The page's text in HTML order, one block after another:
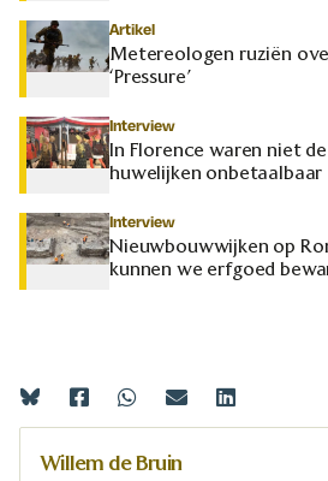
Artikel
Metereologen ruziën
‘Pressure’
Interview
In Florence waren niet
huwelijken onbetaalbaar
Interview
Nieuwbouwwijken op
kunnen we erfgoed
Willem de Bruin